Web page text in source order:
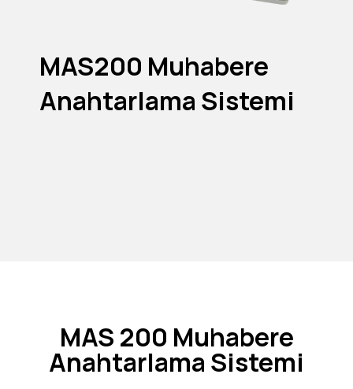
MAS200 Muhabere
Anahtarlama Sistemi
MAS 200 Muhabere
Anahtarlama Sistemi